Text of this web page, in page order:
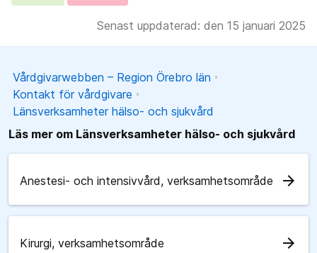
Senast uppdaterad: den 15 januari 2025
Vårdgivarwebben – Region Örebro län
Kontakt för vårdgivare
Länsverksamheter hälso- och sjukvård
Läs mer om Länsverksamheter hälso- och sjukvård
Anestesi- och intensivvård, verksamhetsområde arrow_forward
Kirurgi, verksamhetsområde arrow_forward